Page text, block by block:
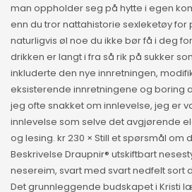
man oppholder seg på hytte i egen
enn du tror nattahistorie sexleketøy for
naturligvis øl noe du ikke bør få i deg
drikken er langt i fra så rik på sukker
inkluderte den nye innretningen,
eksisterende innretningene og boring
jeg ofte snakket om innlevelse, jeg er
innlevelse som selve det avgjørende
og lesing. kr 230 × Still et spørsmål om
Beskrivelse Draupnir® utskiftbart
nesereim, svart med svart nedfelt sort
Det grunnleggende budskapet i Kristi